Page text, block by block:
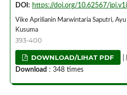
DOI: https://doi.org/10.62567/
Vike Aprilianin Marwintaria Saputri,
Kusuma
393-400
DOWNLOAD/LIHAT PDF
Download : 348 times